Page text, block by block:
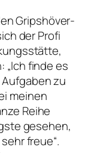
Gripshöver-
der Profi
finde es
zu
meinen
Reihe
gesehen,
freue“.